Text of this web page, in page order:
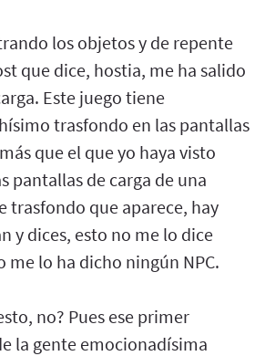
los objetos y de repente
que dice, hostia, me ha salido
Este juego tiene
trasfondo en las pantallas
que el que yo haya visto
pantallas de carga de una
trasfondo que aparece, hay
y dices, esto no me lo dice
lo ha dicho ningún NPC.
no? Pues ese primer
la gente emocionadísima